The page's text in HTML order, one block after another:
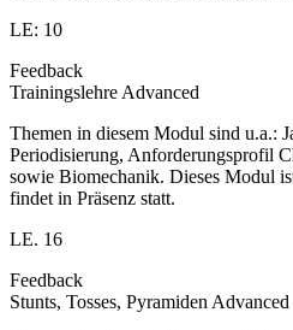
LE: 10
Feedback
Trainingslehre Advanced
Themen in diesem Modul sind u.a.:
Periodisierung, Anforderungsprofil
sowie Biomechanik. Dieses Modul
findet in Präsenz statt.
LE. 16
Feedback
Stunts, Tosses, Pyramiden Advanced